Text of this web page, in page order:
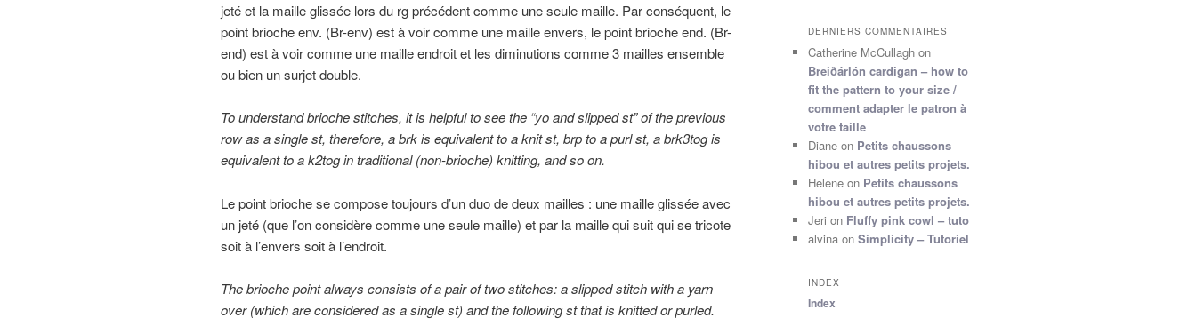
jeté et la maille glissée lors du rg précédent comme une seule maille. Par conséquent, le
point brioche env. (Br-env) est à voir comme une maille envers, le point brioche end. (Br-
end) est à voir comme une maille endroit et les diminutions comme 3 mailles ensemble
ou bien un surjet double.
To understand brioche stitches, it is helpful to see the “yo and slipped st” of the previous
row as a single st, therefore, a brk is equivalent to a knit st, brp to a purl st, a brk3tog is
equivalent to a k2tog in traditional (non-brioche) knitting, and so on.
Le point brioche se compose toujours d’un duo de deux mailles : une maille glissée avec
un jeté (que l’on considère comme une seule maille) et par la maille qui suit qui se tricote
soit à l’envers soit à l’endroit.
Thebriochepoint always consists ofa pair oftwostitches:aslipped stitch witha yarn
over (which are consideredas a singlest) and the followingst that is knitted or purled.
DERNIERS COMMENTAIRES
Catherine McCullagh on
Breiðárlón cardigan – how to
fit the pattern to your size /
comment adapter le patron à
votre taille
Diane on Petits chaussons
hibou et autres petits projets.
Helene on Petits chaussons
hibou et autres petits projets.
Jeri on Fluffy pink cowl – tuto
alvina on Simplicity – Tutoriel
INDEX
Index